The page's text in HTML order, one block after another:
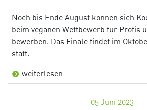
Noch bis Ende August können sich
beim veganen Wettbewerb für Profis
bewerben. Das Finale findet im
statt.
weiterlesen
05 Juni 2023